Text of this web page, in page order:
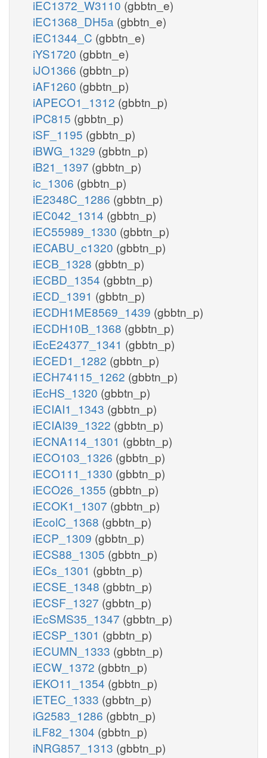
iEC1372_W3110 (gbbtn_e)
iEC1368_DH5a (gbbtn_e)
iEC1344_C (gbbtn_e)
iYS1720 (gbbtn_e)
iJO1366 (gbbtn_p)
iAF1260 (gbbtn_p)
iAPECO1_1312 (gbbtn_p)
iPC815 (gbbtn_p)
iSF_1195 (gbbtn_p)
iBWG_1329 (gbbtn_p)
iB21_1397 (gbbtn_p)
ic_1306 (gbbtn_p)
iE2348C_1286 (gbbtn_p)
iEC042_1314 (gbbtn_p)
iEC55989_1330 (gbbtn_p)
iECABU_c1320 (gbbtn_p)
iECB_1328 (gbbtn_p)
iECBD_1354 (gbbtn_p)
iECD_1391 (gbbtn_p)
iECDH1ME8569_1439 (gbbtn_p)
iECDH10B_1368 (gbbtn_p)
iEcE24377_1341 (gbbtn_p)
iECED1_1282 (gbbtn_p)
iECH74115_1262 (gbbtn_p)
iEcHS_1320 (gbbtn_p)
iECIAI1_1343 (gbbtn_p)
iECIAI39_1322 (gbbtn_p)
iECNA114_1301 (gbbtn_p)
iECO103_1326 (gbbtn_p)
iECO111_1330 (gbbtn_p)
iECO26_1355 (gbbtn_p)
iECOK1_1307 (gbbtn_p)
iEcolC_1368 (gbbtn_p)
iECP_1309 (gbbtn_p)
iECS88_1305 (gbbtn_p)
iECs_1301 (gbbtn_p)
iECSE_1348 (gbbtn_p)
iECSF_1327 (gbbtn_p)
iEcSMS35_1347 (gbbtn_p)
iECSP_1301 (gbbtn_p)
iECUMN_1333 (gbbtn_p)
iECW_1372 (gbbtn_p)
iEKO11_1354 (gbbtn_p)
iETEC_1333 (gbbtn_p)
iG2583_1286 (gbbtn_p)
iLF82_1304 (gbbtn_p)
iNRG857_1313 (gbbtn_p)